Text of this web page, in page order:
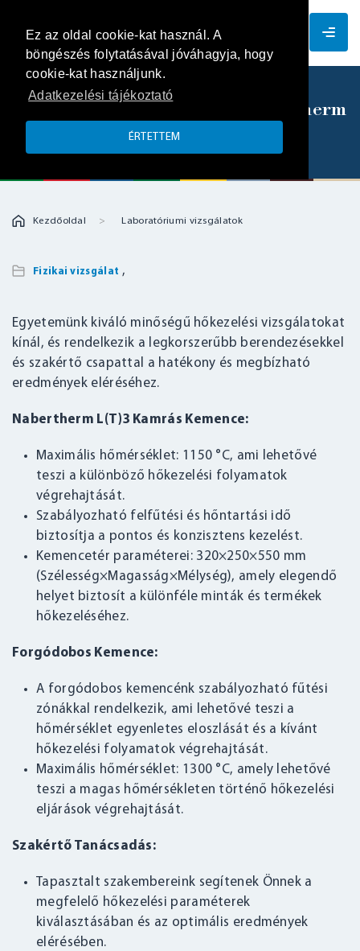
Ez az oldal cookie-kat használ. A
böngészés folytatásával jóváhagyja, hogy
cookie-kat használjunk.
Adatkezelési tájékoztató
ÉRTETTEM
Hőkezelési Vizsgálatok – Nabertherm
Kezdőoldal Laboratóriumi vizsgálatok
Fizikai vizsgálat ,
Egyetemünk kiváló minőségű hőkezelési vizsgálatokat
kínál, és rendelkezik a legkorszerűbb berendezésekkel
és szakértő csapattal a hatékony és megbízható
eredmények eléréséhez.
Nabertherm L(T)3 Kamrás Kemence:
Maximális hőmérséklet: 1150 °C, ami lehetővé
teszi a különböző hőkezelési folyamatok
végrehajtását.
Szabályozható felfűtési és hőntartási idő
biztosítja a pontos és konzisztens kezelést.
Kemencetér paraméterei: 320×250×550 mm
(Szélesség×Magasság×Mélység), amely elegendő
helyet biztosít a különféle minták és termékek
hőkezeléséhez.
Forgódobos Kemence:
A forgódobos kemencénk szabályozható fűtési
zónákkal rendelkezik, ami lehetővé teszi a
hőmérséklet egyenletes eloszlását és a kívánt
hőkezelési folyamatok végrehajtását.
Maximális hőmérséklet: 1300 °C, amely lehetővé
teszi a magas hőmérsékleten történő hőkezelési
eljárások végrehajtását.
Szakértő Tanácsadás:
Tapasztalt szakembereink segítenek Önnek a
megfelelő hőkezelési paraméterek
kiválasztásában és az optimális eredmények
elérésében.